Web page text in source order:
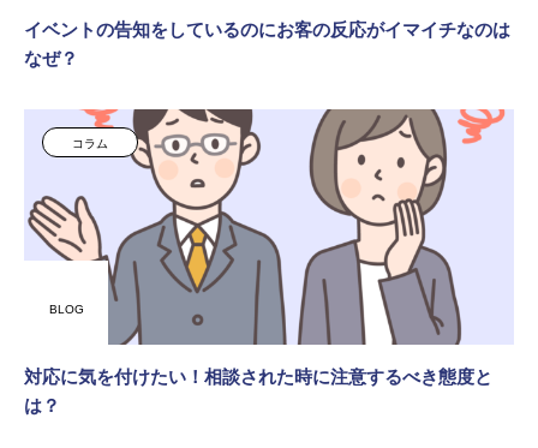
イベントの告知をしているのにお客の反応がイマイチなのは
なぜ？
コラム
BLOG
対応に気を付けたい！相談された時に注意するべき態度と
は？